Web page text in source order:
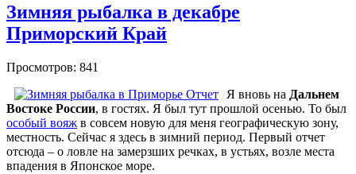
Зимняя рыбалка в декабре
Приморский Край
Просмотров: 841
Я вновь на Дальнем
Востоке России, в гостях. Я был тут прошлой осенью. То был
особый вояж в совсем новую для меня географическую зону,
местность. Сейчас я здесь в зимний период. Первый отчет
отсюда – о ловле на замерзших речках, в устьях, возле места
впадения в Японское море.